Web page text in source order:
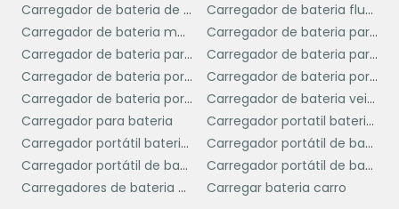
Ao escolher umcarregador de bateria de
moto, é fundamental considerar algumas
características essenciais que garantem um
desempenho eficaz e seguro. Primeiramente,
a compatibilidade com diferentes tipos de
baterias é crucial. Um bom carregador deve
ser capaz de lidar com baterias de chumbo-
ácido, AGM e íon-lítio, ajustando
automaticamente a corrente e a tensão
Carregador de bateria de moto
Carregador de bateria flutuante
Carregador de bateria moto
Carregador de bateria para automóvel
Carregador de bateria para carro
Carregador de bateria para moto
Carregador de bateria portatil automotivo
Carregador de bateria portátil
Carregador de bateria portátil preço
Carregador de bateria veicular
Carregador para bateria
Carregador portatil bateria de carro
Carregador portátil bateria carro
Carregador portátil de bateria
Carregador portátil de bateria automotiva
Carregador portátil de bateria de carro
Carregadores de bateria portáteis
Carregar bateria carro